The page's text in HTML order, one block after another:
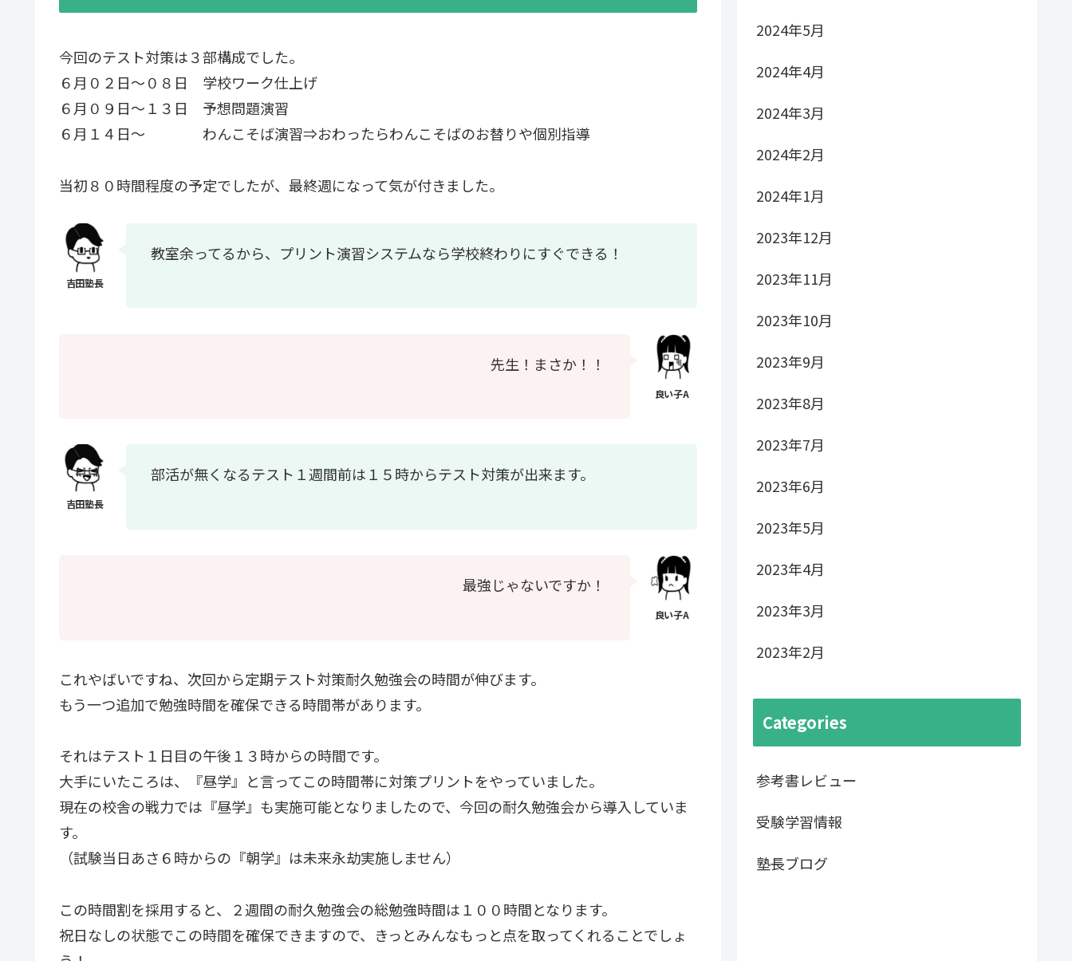
今回のテスト対策は３部構成でした。
６月０２日～０８日 学校ワーク仕上げ
６月０９日～１３日 予想問題演習
６月１４日～ わんこそば演習⇒おわったらわんこそばのお替りや個別指導
当初８０時間程度の予定でしたが、最終週になって気が付きました。
教室余ってるから、プリント演習システムなら学校終わりにすぐできる！
先生！まさか！！
部活が無くなるテスト１週間前は１５時からテスト対策が出来ます。
最強じゃないですか！
これやばいですね、次回から定期テスト対策耐久勉強会の時間が伸びます。
もう一つ追加で勉強時間を確保できる時間帯があります。
それはテスト１日目の午後１３時からの時間です。
大手にいたころは、『昼学』と言ってこの時間帯に対策プリントをやっていました。
現在の校舎の戦力では『昼学』も実施可能となりましたので、今回の耐久勉強会から導入していま
す。
（試験当日あさ６時からの『朝学』は未来永劫実施しません）
この時間割を採用すると、２週間の耐久勉強会の総勉強時間は１００時間となります。
祝日なしの状態でこの時間を確保できますので、きっとみんなもっと点を取ってくれることでしょ
2024年5月
2024年4月
2024年3月
2024年2月
2024年1月
2023年12月
2023年11月
2023年10月
2023年9月
2023年8月
2023年7月
2023年6月
2023年5月
2023年4月
2023年3月
2023年2月
Categories
参考書レビュー
受験学習情報
塾長ブログ